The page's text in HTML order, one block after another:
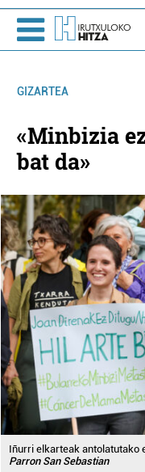
GIZARTEA
«Minbizia
bat da»
Iñurri elkarteak antolatutako
Parron San Sebastian